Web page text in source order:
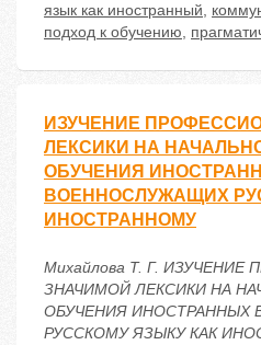
язык как иностранный,
подход к обучению,
ИЗУЧЕНИЕ
ЛЕКСИКИ НА
ОБУЧЕНИЯ
ВОЕННОСЛУЖАЩИХ
ИНОСТРАННОМУ
Михайлова Т. Г.
ЗНАЧИМОЙ ЛЕКСИКИ НА
ОБУЧЕНИЯ ИНОСТРАННЫХ
РУССКОМУ ЯЗЫКУ КАК